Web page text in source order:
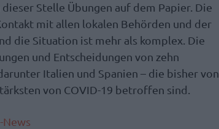
Stelle Übungen auf dem Papier. Die
mit allen lokalen Behörden und der
die Situation ist mehr als komplex. Die
und Entscheidungen von zehn
Italien und Spanien – die bisher von
von COVID-19 betroffen sind.